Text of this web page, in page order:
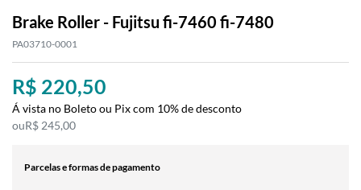
Brake Roller - Fujitsu fi-7460 fi-7480
PA03710-0001
R$ 220,50
Á vista no Boleto ou Pix com 10% de desconto
R$ 245,00
Parcelas e formas de pagamento